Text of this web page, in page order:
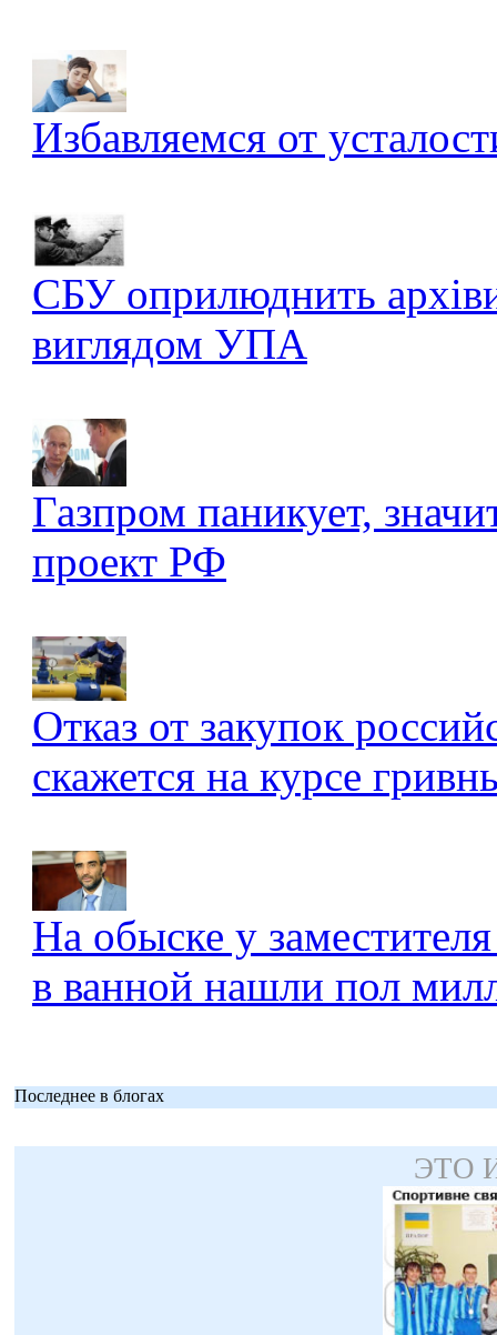
Избавляемся от
СБУ оприлюднить
виглядом УПА
Газпром паникует,
проект РФ
Отказ от закупок
скажется на курсе
На обыске у
в ванной нашли пол
Последнее в блогах
ЭТО